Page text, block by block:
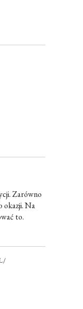
Zarówno
okazji. Na
to.